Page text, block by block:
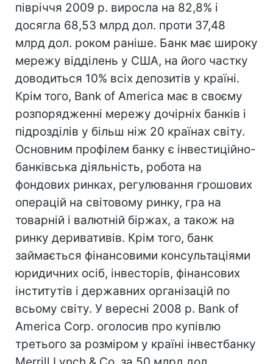
півріччя 2009 р. виросла на 82,8% і
досягла 68,53 млрд дол. проти 37,48
млрд дол. роком раніше. Банк має широку
мережу відділень у США, на його частку
доводиться 10% всіх депозитів у країні.
Крім того, Bank of America має в своєму
розпорядженні мережу дочірніх банків і
підрозділів у більш ніж 20 країнах світу.
Основним профілем банку є інвестиційно-
банківська діяльність, робота на
фондових ринках, регулювання грошових
операцій на світовому ринку, гра на
товарній і валютній біржах, а також на
ринку деривативів. Крім того, банк
займається фінансовими консультаціями
юридичних осіб, інвесторів, фінансових
інститутів і державних організацій по
всьому світу. У вересні 2008 р. Bank of
America Corp. оголосив про купівлю
третього за розміром у країні інвестбанку